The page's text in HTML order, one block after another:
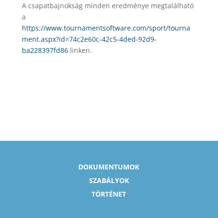
A csapatbajnokság minden eredménye megtalálható
a
https://www.tournamentsoftware.com/sport/tourna
ment.aspx?id=74c2e60c-42c5-4ded-92d9-
ba228397fd86linken.
DOKUMENTUMOK
SZABÁLYOK
TÖRTÉNET